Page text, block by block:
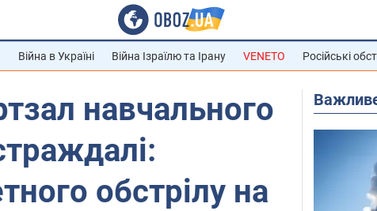
Війна в Україні Війна Ізраїлю та Ірану VENETO Російські
навчального
обстрілу на